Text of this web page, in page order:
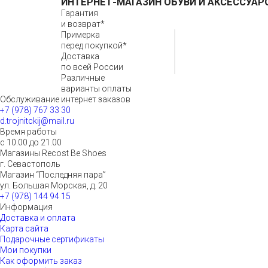
Гарантия
и возврат*
Примерка
перед покупкой*
Доставка
по всей России
Различные
варианты оплаты
Обслуживание интернет заказов
+7 (978) 767 33 30
d.trojnitckij@mail.ru
Время работы
с 10.00 до 21.00
Магазины Recost Be Shoes
г. Севастополь
Магазин “Последняя пара”
ул. Большая Морская, д. 20
+7 (978) 144 94 15
Информация
Доставка и оплата
Карта сайта
Подарочные сертификаты
Мои покупки
Как оформить заказ